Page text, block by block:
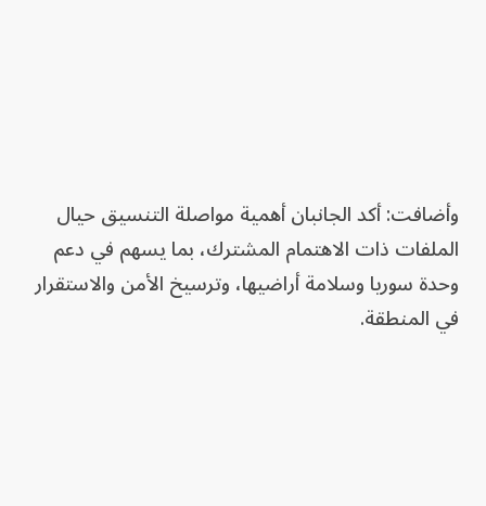
وأضافت: أكد الجانبان أهمية مواصلة التنسيق حيال
الملفات ذات الاهتمام المشترك، بما ‏يسهم في دعم
وحدة سوريا وسلامة أراضيها، وترسيخ الأمن والاستقرار
في ‏المنطقة.‏